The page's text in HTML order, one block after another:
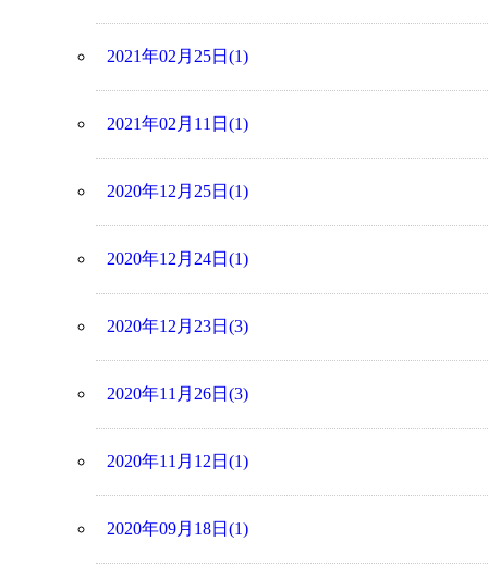
2021年02月25日(1)
2021年02月11日(1)
2020年12月25日(1)
2020年12月24日(1)
2020年12月23日(3)
2020年11月26日(3)
2020年11月12日(1)
2020年09月18日(1)